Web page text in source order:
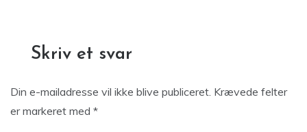
Skriv et svar
Din e-mailadresse vil ikke blive publiceret. Krævede felter
er markeret med *